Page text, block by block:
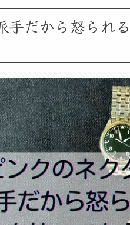
手だから怒られ